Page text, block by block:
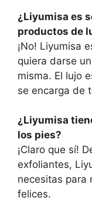
¿Liyumisa es
productos de
¡No! Liyumisa
quiera darse
misma. El lujo
se encarga de
¿Liyumisa
los pies?
¡Claro que sí!
exfoliantes,
necesitas para
felices.